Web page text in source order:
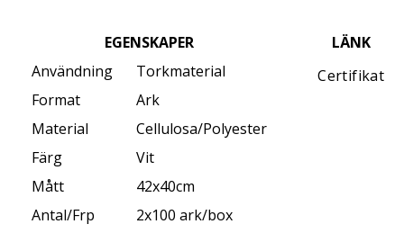
EGENSKAPER
Användning
Torkmaterial
Format
Ark
Material
Cellulosa/Polyester
Färg
Vit
Mått
42x40cm
Antal/Frp
2x100 ark/box
LÄNK
Certifikat